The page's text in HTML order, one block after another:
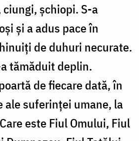
șchiopi. S-a
și a adus pace în
de duhuri necurate.
tămăduit deplin.
de fiecare dată, în
ale suferinței umane, la
este Fiul Omului, Fiul